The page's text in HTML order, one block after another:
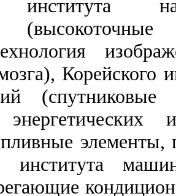
института
Корейского
(спутниковые
энергетических
элементы,
института